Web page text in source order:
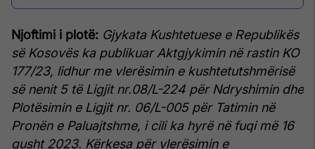
Njoftimi i plotë: Gjykata Kushtetuese e Republikës
së Kosovës ka publikuar Aktgjykimin në rastin KO
177/23, lidhur me vlerësimin e kushtetutshmërisë
së nenit 5 të Ligjit nr.08/L-224 për Ndryshimin dhe
Plotësimin e Ligjit nr. 06/L-005 për Tatimin në
Pronën e Paluajtshme, i cili ka hyrë në fuqi më 16
gusht 2023. Kërkesa për vlerësimin e